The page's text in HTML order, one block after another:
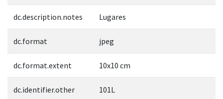
dc.description.notes Lugares
dc.format jpeg
dc.format.extent 10x10 cm
dc.identifier.other 101L